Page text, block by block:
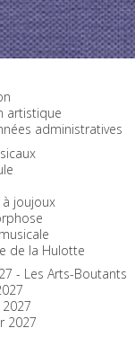
artistique
administratives
joujoux
de la Hulotte
- Les Arts-Boutants
2027